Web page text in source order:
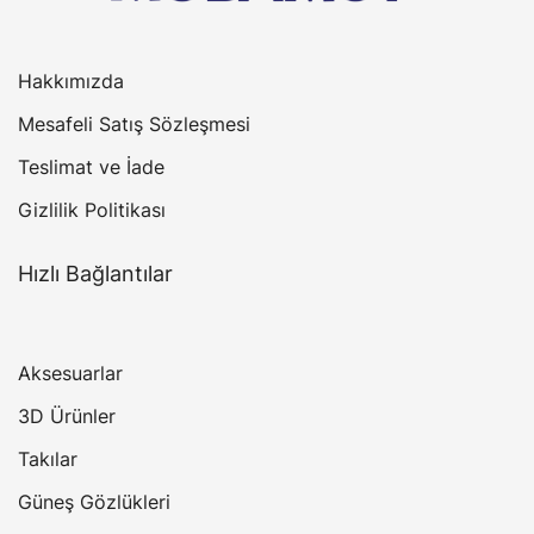
Hakkımızda
Mesafeli Satış Sözleşmesi
Teslimat ve İade
Gizlilik Politikası
Hızlı Bağlantılar
Aksesuarlar
3D Ürünler
Takılar
Güneş Gözlükleri